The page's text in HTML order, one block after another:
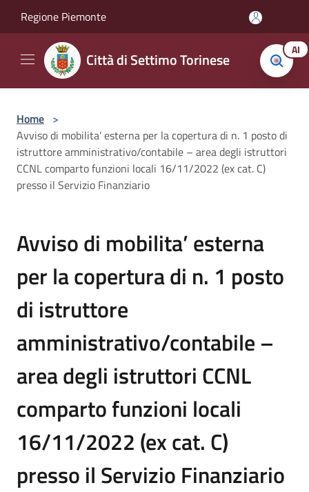
Regione Piemonte
Città di Settimo Torinese AI
Home >
Avviso di mobilita’ esterna per la copertura di n. 1 posto di
istruttore amministrativo/contabile – area degli istruttori
CCNL comparto funzioni locali 16/11/2022 (ex cat. C)
presso il Servizio Finanziario
Avviso di mobilita’ esterna
per la copertura di n. 1 posto
di istruttore
amministrativo/contabile –
area degli istruttori CCNL
comparto funzioni locali
16/11/2022 (ex cat. C)
presso il Servizio Finanziario